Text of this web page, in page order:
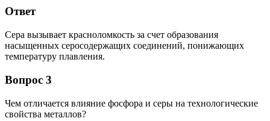
Ответ
Сера вызывает красноломкость за счет образования
насыщенных серосодержащих соединений, понижающих
температуру плавления.
Вопрос 3
Чем отличается влияние фосфора и серы на технологические
свойства металлов?